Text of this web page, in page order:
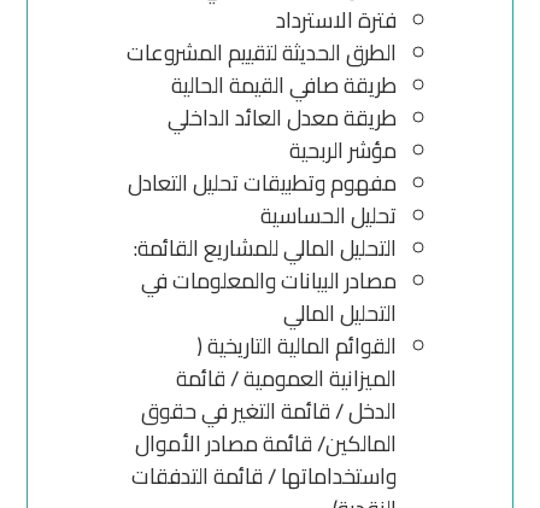
فترة الاسترداد
الطرق الحديثة لتقييم المشروعات
طريقة صافي القيمة الحالية
طريقة معدل العائد الداخلي
مؤشر الربحية
مفهوم وتطبيقات تحليل التعادل
تحليل الحساسية
التحليل المالي للمشاريع القائمة:
مصادر البيانات والمعلومات في
التحليل المالي
القوائم المالية التاريخية (
الميزانية العمومية / قائمة
الدخل / قائمة التغير في حقوق
المالكين/ قائمة مصادر الأموال
واستخداماتها / قائمة التدفقات